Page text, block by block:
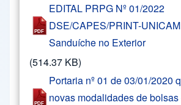
EDITAL PRPG Nº 01/2022
DSE/CAPES/PRINT-
Sanduíche no Exterior
(514.37 KB)
Portaria nº 01 de 03/01/2020
novas modalidades de